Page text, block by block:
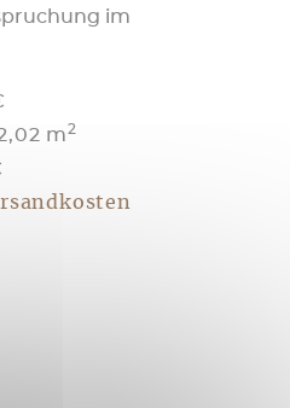
im
m2